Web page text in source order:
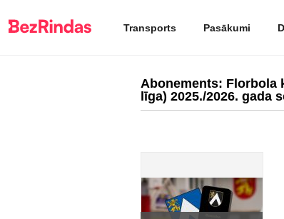
Transports Pasākumi
Abonements: Florbola
līga) 2025./2026. gada